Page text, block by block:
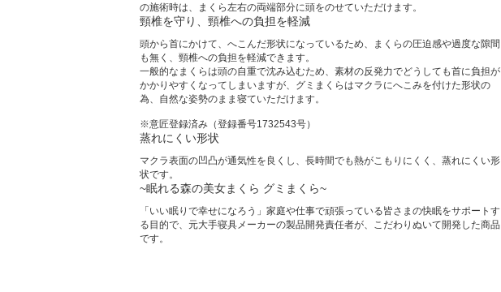
の施術時は、まくら左右の両端部分に頭をのせていただけます。
頸椎を守り、頸椎への負担を軽減
頭から首にかけて、へこんだ形状になっているため、まくらの圧迫感や過度な隙間
も無く、頸椎への負担を軽減できます。
一般的なまくらは頭の自重で沈み込むため、素材の反発力でどうしても首に負担が
かかりやすくなってしまいますが、グミまくらはマクラにへこみを付けた形状の
為、自然な姿勢のまま寝ていただけます。
※意匠登録済み（登録番号1732543号）
蒸れにくい形状
マクラ表面の凹凸が通気性を良くし、長時間でも熱がこもりにくく、蒸れにくい形
状です。
~眠れる森の美女まくら グミまくら~
「いい眠りで幸せになろう」家庭や仕事で頑張っている皆さまの快眠をサポートす
る目的で、元大手寝具メーカーの製品開発責任者が、こだわりぬいて開発した商品
です。